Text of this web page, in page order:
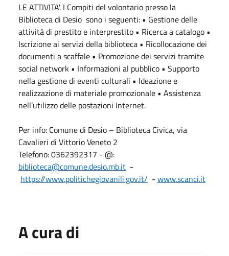
LE ATTIVITA'. I Compiti del volontario presso la
Biblioteca di Desio sono i seguenti: • Gestione delle
attività di prestito e interprestito • Ricerca a catalogo •
Iscrizione ai servizi della biblioteca • Ricollocazione dei
documenti a scaffale • Promozione dei servizi tramite
social network • Informazioni al pubblico • Supporto
nella gestione di eventi culturali • Ideazione e
realizzazione di materiale promozionale • Assistenza
nell’utilizzo delle postazioni Internet.
Per info: Comune di Desio – Biblioteca Civica, via
Cavalieri di Vittorio Veneto 2
Telefono: 0362392317 - @:
biblioteca@comune.desio.mb.it -
https://www.politichegiovanili.gov.it/ - www.scanci.it
A cura di